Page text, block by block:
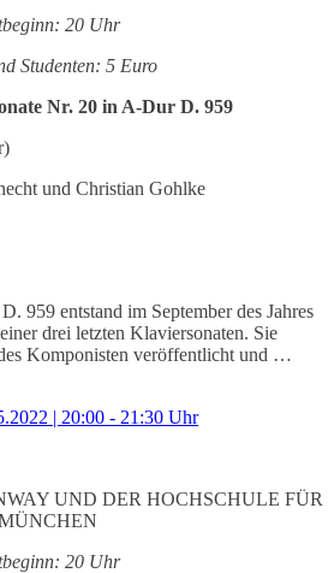
20 Uhr
Studenten: 5 Euro
Nr. 20 in A-Dur D. 959
und Christian Gohlke
959 entstand im September des Jahres
drei letzten Klaviersonaten. Sie
Komponisten veröffentlicht und …
| 20:00 - 21:30 Uhr
UND DER HOCHSCHULE FÜR
20 Uhr